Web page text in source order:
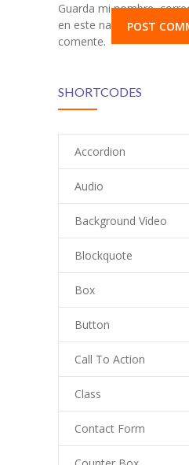
Guarda mi nombre,
en este navegador para
comente.
SHORTCODES
Accordion
Audio
Background Video
Blockquote
Box
Button
Call To Action
Class
Contact Form